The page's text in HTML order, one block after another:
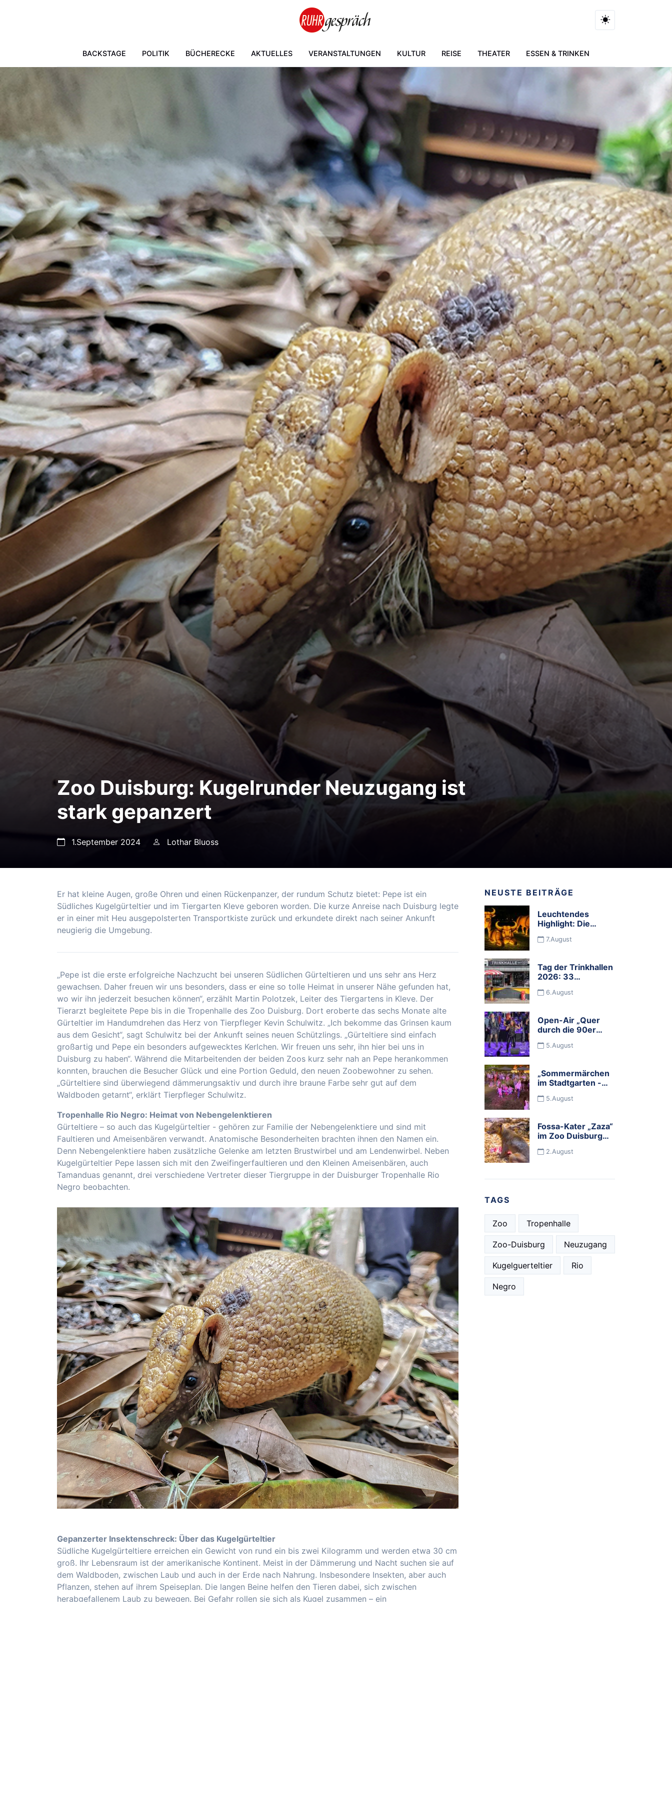
BACKSTAGE POLITIK BÜCHERECKE AKTUELLES VERANSTALTUNGEN KULTUR REISE THEATER ESSEN & TRINKEN
Zoo Duisburg: Kugelrunder Neuzugang ist
stark gepanzert
1.September 2024 Lothar Bluoss
Er hat kleine Augen, große Ohren und einen Rückenpanzer, der rundum Schutz bietet: Pepe ist ein
Südliches Kugelgürteltier und im Tiergarten Kleve geboren worden. Die kurze Anreise nach Duisburg legte
er in einer mit Heu ausgepolsterten Transportkiste zurück und erkundete direkt nach seiner Ankunft
neugierig die Umgebung.
„Pepe ist die erste erfolgreiche Nachzucht bei unseren Südlichen Gürteltieren und uns sehr ans Herz
gewachsen. Daher freuen wir uns besonders, dass er eine so tolle Heimat in unserer Nähe gefunden hat,
wo wir ihn jederzeit besuchen können“, erzählt Martin Polotzek, Leiter des Tiergartens in Kleve. Der
Tierarzt begleitete Pepe bis in die Tropenhalle des Zoo Duisburg. Dort eroberte das sechs Monate alte
Gürteltier im Handumdrehen das Herz von Tierpfleger Kevin Schulwitz. „Ich bekomme das Grinsen kaum
aus dem Gesicht“, sagt Schulwitz bei der Ankunft seines neuen Schützlings. „Gürteltiere sind einfach
großartig und Pepe ein besonders aufgewecktes Kerlchen. Wir freuen uns sehr, ihn hier bei uns in
Duisburg zu haben“. Während die Mitarbeitenden der beiden Zoos kurz sehr nah an Pepe herankommen
konnten, brauchen die Besucher Glück und eine Portion Geduld, den neuen Zoobewohner zu sehen.
„Gürteltiere sind überwiegend dämmerungsaktiv und durch ihre braune Farbe sehr gut auf dem
Waldboden getarnt“, erklärt Tierpfleger Schulwitz.
Tropenhalle Rio Negro: Heimat von Nebengelenktieren
Gürteltiere – so auch das Kugelgürteltier - gehören zur Familie der Nebengelenktiere und sind mit
Faultieren und Ameisenbären verwandt. Anatomische Besonderheiten brachten ihnen den Namen ein.
Denn Nebengelenktiere haben zusätzliche Gelenke am letzten Brustwirbel und am Lendenwirbel. Neben
Kugelgürteltier Pepe lassen sich mit den Zweifingerfaultieren und den Kleinen Ameisenbären, auch
Tamanduas genannt, drei verschiedene Vertreter dieser Tiergruppe in der Duisburger Tropenhalle Rio
Negro beobachten.
Gepanzerter Insektenschreck: Über das Kugelgürteltier
Südliche Kugelgürteltiere erreichen ein Gewicht von rund ein bis zwei Kilogramm und werden etwa 30 cm
groß. Ihr Lebensraum ist der amerikanische Kontinent. Meist in der Dämmerung und Nacht suchen sie auf
dem Waldboden, zwischen Laub und auch in der Erde nach Nahrung. Insbesondere Insekten, aber auch
Pflanzen, stehen auf ihrem Speiseplan. Die langen Beine helfen den Tieren dabei, sich zwischen
herabgefallenem Laub zu bewegen. Bei Gefahr rollen sie sich als Kugel zusammen – ein
NEUSTE BEITRÄGE
Leuchtendes
Highlight: Die
zurück
7.August
Tag der Trinkhallen
2026: 33
und viele
feiern die
Budenkultur im
Ruhrgebiet
6.August
Open-Air „Quer
durch die 90er
Rock Orchester
5.August
„Sommermärchen
im Stadtgarten -
Music" begeisterte
Besucher
5.August
Fossa-Kater „Zaza“
im Zoo Duisburg
2.August
TAGS
Zoo Tropenhalle
Zoo-Duisburg Neuzugang
Kugelguerteltier Rio
Negro